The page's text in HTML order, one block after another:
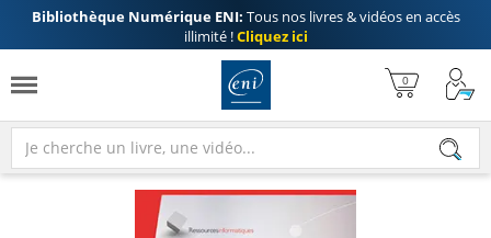
Bibliothèque Numérique ENI: Tous nos livres & vidéos en accès
illimité !Cliquez ici